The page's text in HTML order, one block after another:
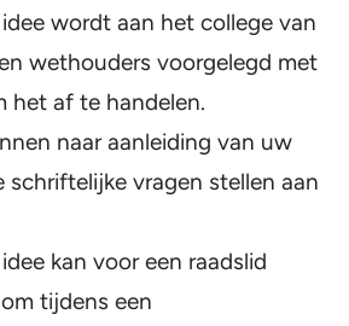
wordt aan het college van
wethouders voorgelegd met
het af te handelen.
naar aanleiding van uw
schriftelijke vragen stellen aan
kan voor een raadslid
tijdens een